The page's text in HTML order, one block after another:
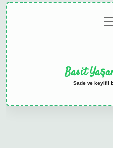
aç
Basit
Sade ve keyifli